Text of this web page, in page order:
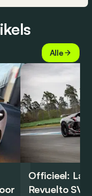
Alle
Officieel:
Revuelto SV